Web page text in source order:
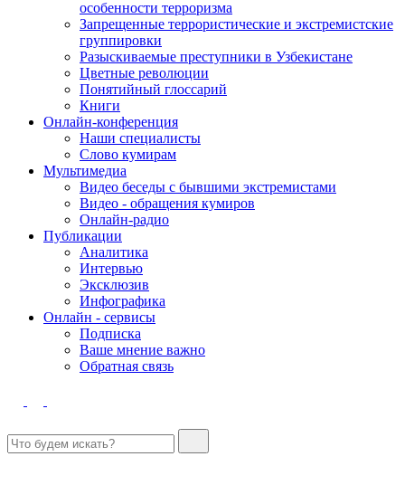
особенности терроризма
Запрещенные террористические и экстремистские
группировки
Разыскиваемые преступники в Узбекистане
Цветные революции
Понятийный глоссарий
Книги
Онлайн-конференция
Наши специалисты
Слово кумирам
Мультимедиа
Видео беседы с бывшими экстремистами
Видео - обращения кумиров
Онлайн-радио
Публикации
Аналитика
Интервью
Эксклюзив
Инфографика
Онлайн - сервисы
Подписка
Ваше мнение важно
Обратная связь